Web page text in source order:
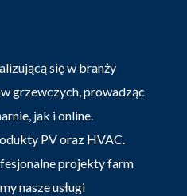
się w branży
grzewczych, prowadząc
jak i online.
PV oraz HVAC.
projekty farm
nasze usługi